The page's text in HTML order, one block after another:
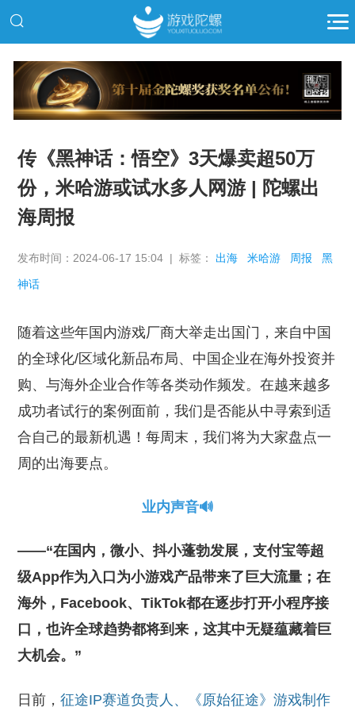
推广
传《黑神话：悟空》3天爆卖超50万
份，米哈游或试水多人网游 | 陀螺出
海周报
发布时间：2024-06-17 15:04 | 标签：出海 米哈游 周报 黑
神话
随着这些年国内游戏厂商大举走出国门，来自中国
的全球化/区域化新品布局、中国企业在海外投资并
购、与海外企业合作等各类动作频发。在越来越多
成功者试行的案例面前，我们是否能从中寻索到适
合自己的最新机遇！每周末，我们将为大家盘点一
周的出海要点。
业内声音🔊
——“在国内，微小、抖小蓬勃发展，支付宝等超
级App作为入口为小游戏产品带来了巨大流量；在
海外，Facebook、TikTok都在逐步打开小程序接
口，也许全球趋势都将到来，这其中无疑蕴藏着巨
大机会。”
日前，征途IP赛道负责人、《原始征途》游戏制作